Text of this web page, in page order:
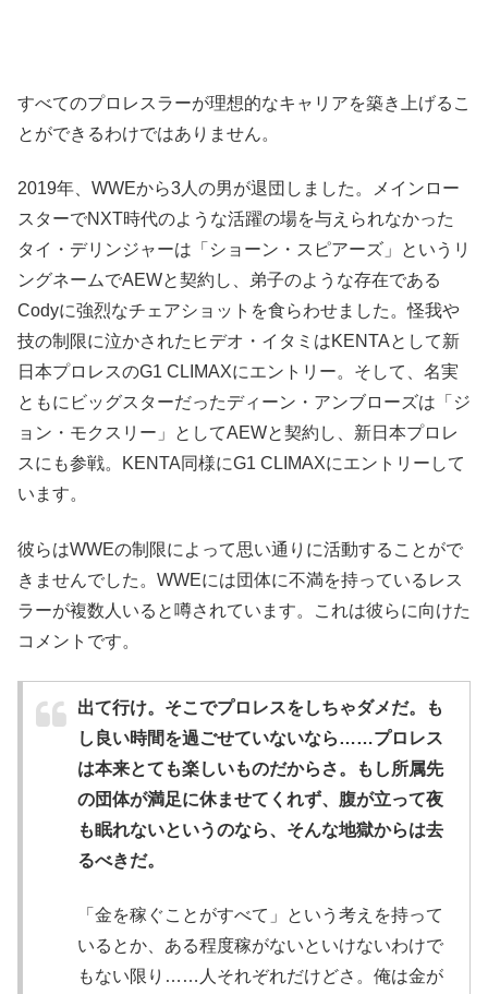
すべてのプロレスラーが理想的なキャリアを築き上げるこ
とができるわけではありません。
2019年、WWEから3人の男が退団しました。メインロー
スターでNXT時代のような活躍の場を与えられなかった
タイ・デリンジャーは「ショーン・スピアーズ」というリ
ングネームでAEWと契約し、弟子のような存在である
Codyに強烈なチェアショットを食らわせました。怪我や
技の制限に泣かされたヒデオ・イタミはKENTAとして新
日本プロレスのG1 CLIMAXにエントリー。そして、名実
ともにビッグスターだったディーン・アンブローズは「ジ
ョン・モクスリー」としてAEWと契約し、新日本プロレ
スにも参戦。KENTA同様にG1 CLIMAXにエントリーして
います。
彼らはWWEの制限によって思い通りに活動することがで
きませんでした。WWEには団体に不満を持っているレス
ラーが複数人いると噂されています。これは彼らに向けた
コメントです。
出て行け。そこでプロレスをしちゃダメだ。も
し良い時間を過ごせていないなら……プロレス
は本来とても楽しいものだからさ。もし所属先
の団体が満足に休ませてくれず、腹が立って夜
も眠れないというのなら、そんな地獄からは去
るべきだ。
「金を稼ぐことがすべて」という考えを持って
いるとか、ある程度稼がないといけないわけで
もない限り……人それぞれだけどさ。俺は金が